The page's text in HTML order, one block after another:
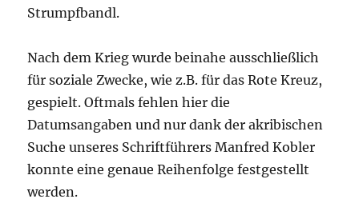
Strumpfbandl.
Nach dem Krieg wurde beinahe ausschließlich
für soziale Zwecke, wie z.B. für das Rote Kreuz,
gespielt. Oftmals fehlen hier die
Datumsangaben und nur dank der akribischen
Suche unseres Schriftführers Manfred Kobler
konnte eine genaue Reihenfolge festgestellt
werden.